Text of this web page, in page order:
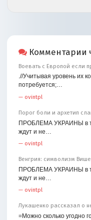
Комментарии
Воевать с Европой если
.//Учитывая уровень их
потребуется;…
— ovintpl
Порог боли и архетип
ПРОБЛЕМА УКРАИНЫ в
ждут и не…
— ovintpl
Венгрия: символизм
ПРОБЛЕМА УКРАИНЫ в
ждут и не…
— ovintpl
Лукашенко рассказал о
=Можно сколько угодно